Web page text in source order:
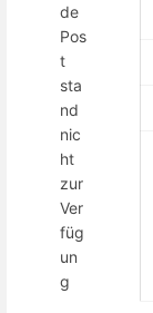
de
Pos
t
sta
nd
nic
ht
zur
Ver
füg
un
g